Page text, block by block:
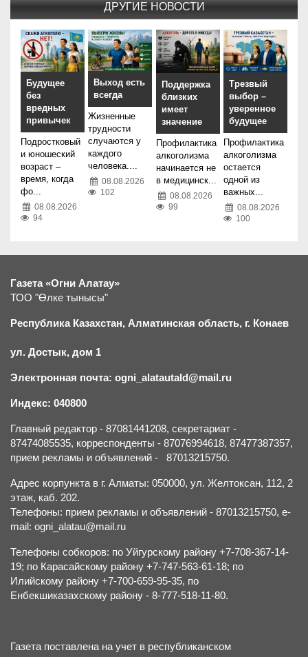
ДРУГИЕ НОВОСТИ
Будущее
без
вредных
привычек
Подростковый
и юношеский
возраст –
время, когда
фо...
08.08.2026
94
Выход есть
всегда
Жизненные
трудности
случаются у
каждого
человека....
08.08.2026
102
Поддержка
близких
имеет
значение
Профилактика
алкоголизма
начинается не
в медицинск...
08.08.2026
99
Трезвый
выбор –
уверенное
будущее
Профилактика
алкоголизма
остается
одной из
важных...
08.08.2026
100
Газета «Огни Алатау»
ТОО "Өлке тынысы"
Республика Казахстан, Алматинская область, г. Конаев
ул. Достык, дом 1
Электронная почта: ogni_alatautald@mail.ru
Индекс: 040800
Главный редактор - 87081441208, секретариат -
87474085535, корреспонденты - 87076994618, 87477387357,
прием рекламы и объявлений - 87013215750.
Адрес корпункта в г. Алматы: 050000, ул. Желтоксан, 112, 2
этаж, каб. 202.
Телефоны: прием рекламы и объявлений - 87013215750, e-
mail: ogni_alatau@mail.ru
Телефоны собкоров: по Уйгурскому району +7-708-367-14-
19; по Карасайскому району +7-747-563-61-18; по
Илийскому району +7-700-659-95-35, по
Енбекшиказахскому району - 8-777-518-11-80.
Газета поставлена на учет в республиканском